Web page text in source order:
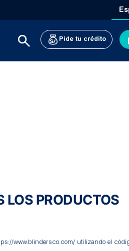
Pide tu crédito
LOS PRODUCTOS
www.blindersco.com/ utilizando el